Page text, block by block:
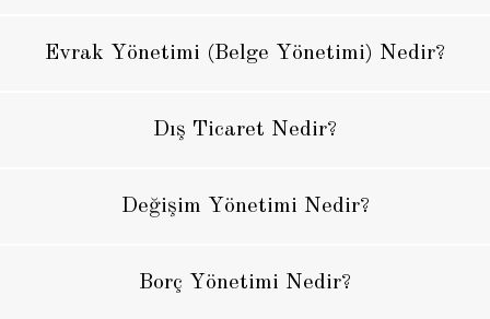
Evrak Yönetimi (Belge Yönetimi) Nedir?
Dış Ticaret Nedir?
Değişim Yönetimi Nedir?
Borç Yönetimi Nedir?